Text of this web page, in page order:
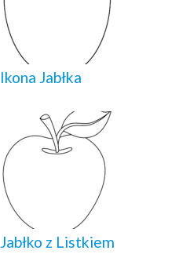
Ikona Jabłka
Jabłko z Listkiem